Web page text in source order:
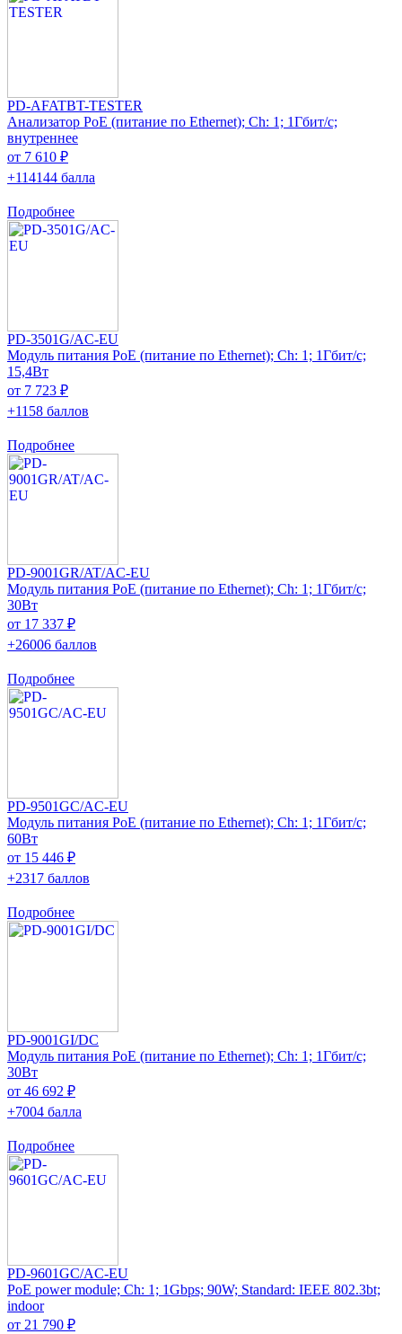
PD-AFATBT-TESTER
Анализатор PoE (питание по Ethernet); Ch: 1; 1Гбит/с;
внутреннеe
от 7 610 ₽
+114144 балла
Подробнее
PD-3501G/AC-EU
Модуль питания PoE (питание по Ethernet); Ch: 1; 1Гбит/с;
15,4Вт
от 7 723 ₽
+1158 баллов
Подробнее
PD-9001GR/AT/AC-EU
Модуль питания PoE (питание по Ethernet); Ch: 1; 1Гбит/с;
30Вт
от 17 337 ₽
+26006 баллов
Подробнее
PD-9501GC/AC-EU
Модуль питания PoE (питание по Ethernet); Ch: 1; 1Гбит/с;
60Вт
от 15 446 ₽
+2317 баллов
Подробнее
PD-9001GI/DC
Модуль питания PoE (питание по Ethernet); Ch: 1; 1Гбит/с;
30Вт
от 46 692 ₽
+7004 балла
Подробнее
PD-9601GC/AC-EU
PoE power module; Ch: 1; 1Gbps; 90W; Standard: IEEE 802.3bt;
indoor
от 21 790 ₽